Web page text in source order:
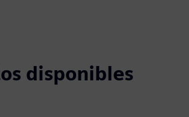
disponibles